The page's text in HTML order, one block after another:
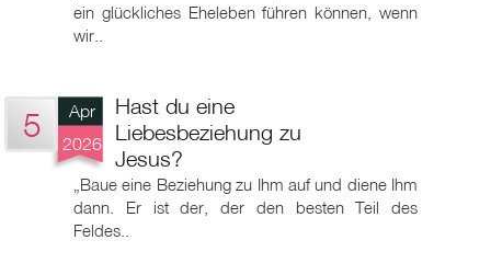
ein glückliches Eheleben führen können, wenn
wir..
5
Apr
2026
Hast du eine
Liebesbeziehung zu
Jesus?
„Baue eine Beziehung zu Ihm auf und diene Ihm
dann. Er ist der, der den besten Teil des
Feldes..